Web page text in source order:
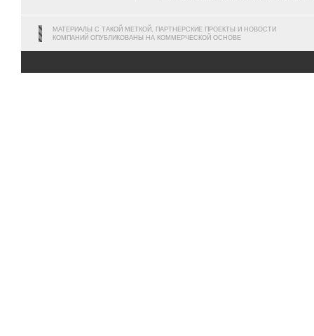
МАТЕРИАЛЫ С ТАКОЙ МЕТКОЙ, ПАРТНЕРСКИЕ ПРОЕКТЫ И НОВОСТИ
КОМПАНИЙ ОПУБЛИКОВАНЫ НА КОММЕРЧЕСКОЙ ОСНОВЕ